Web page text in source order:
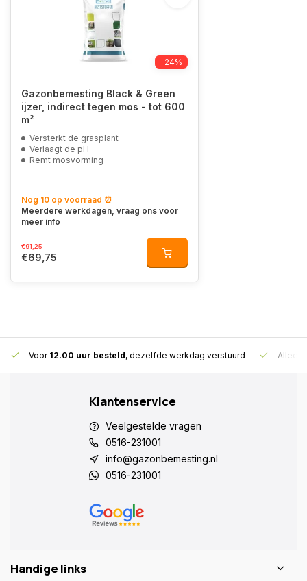
-24%
Gazonbemesting Black & Green
ijzer, indirect tegen mos - tot 600
m²
Versterkt de grasplant
Verlaagt de pH
Remt mosvorming
Nog 10 op voorraad ⏰
Meerdere werkdagen, vraag ons voor
meer info
€91,25
€69,75
Voor 12.00 uur besteld, dezelfde werkdag verstuurd Alleen
Klantenservice
Veelgestelde vragen
0516-231001
info@gazonbemesting.nl
0516-231001
Handige links